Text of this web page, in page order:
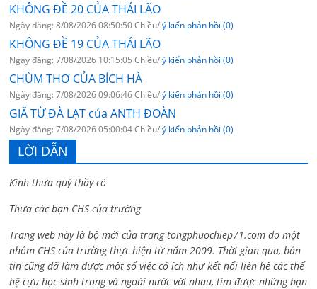
KHÔNG ĐỀ 20 CỦA THÁI LÃO
Ngày đăng: 8/08/2026 08:50:50 Chiều/ý kiến phản hồi (0)
KHÔNG ĐỀ 19 CỦA THÁI LÃO
Ngày đăng: 7/08/2026 10:15:05 Chiều/ý kiến phản hồi (0)
CHÙM THƠ CỦA BÍCH HÀ
Ngày đăng: 7/08/2026 09:06:46 Chiều/ý kiến phản hồi (0)
GIÃ TỪ ĐÀ LẠT của ANTH ĐOÀN
Ngày đăng: 7/08/2026 05:00:04 Chiều/ý kiến phản hồi (0)
LỜI DẪN
Kính thưa quý thầy cô
Thưa các bạn CHS của trường
Trang web này là bộ mới của trang tongphuochiep71.com do một
nhóm CHS của trường thực hiện từ năm 2009. Thời gian qua, bản
tin cũng đã làm được một số việc có ích như kết nối liên hệ các thế
hệ cựu học sinh trong và ngoài nước với nhau, tìm được những bạn